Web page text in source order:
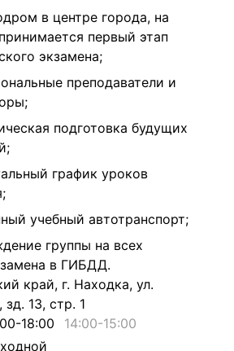
в центре города, на
первый этап
экзамена;
преподаватели и
подготовка будущих
график уроков
учебный автотранспорт;
группы на всех
в ГИБДД.
край, г. Находка, ул.
13, стр. 1
18:00 14:00-15:00